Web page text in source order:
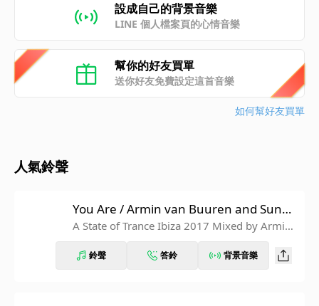
設成自己的背景音樂
LINE 個人檔案頁的心情音樂
幫你的好友買單
送你好友免費設定這首音樂
如何幫好友買單
人氣鈴聲
You Are / Armin van Buuren and Sunne
ry James & Ryan Marciano
A State of Trance Ibiza 2017 Mixed by Armin
鈴聲 答鈴 背景音樂